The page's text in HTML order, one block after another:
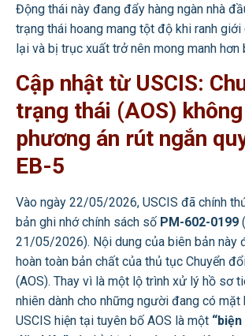
Động thái này đang đẩy hàng ngàn nhà
trạng thái hoang mang tột độ khi ranh
lại và bị trục xuất trở nên mong manh hơn
Cập nhật từ USCIS:
trạng thái (AOS)
phương án rút ngắn
EB-5
Vào ngày 22/05/2026, USCIS đã chính
bản ghi nhớ chính sách số PM-602-0199
21/05/2026). Nội dung của biên bản này
hoàn toàn bản chất của thủ tục Chuyển
(AOS). Thay vì là một lộ trình xử lý hồ sơ
nhiên dành cho những người đang có mặt
USCIS hiện tại tuyên bố AOS là một